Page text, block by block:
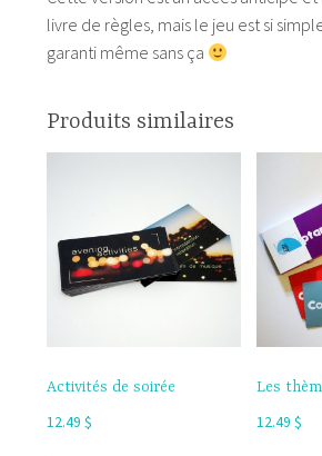
livre de règles, mais le jeu est si
garanti même sans ça
Produits similaires
Activités de soirée
12.49 $
Les
12.49$